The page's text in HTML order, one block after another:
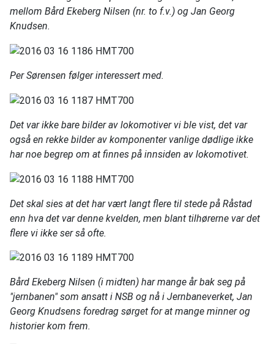
mellom Bård Ekeberg Nilsen (nr. to f.v.) og Jan Georg
Knudsen.
Per Sørensen følger interessert med.
Det var ikke bare bilder av lokomotiver vi ble vist, det var
også en rekke bilder av komponenter vanlige dødlige ikke
har noe begrep om at finnes på innsiden av lokomotivet.
Det skal sies at det har vært langt flere til stede på Råstad
enn hva det var denne kvelden, men blant tilhørerne var det
flere vi ikke ser så ofte.
Bård Ekeberg Nilsen (i midten) har mange år bak seg på
"jernbanen" som ansatt i NSB og nå i Jernbaneverket, Jan
Georg Knudsens foredrag sørget for at mange minner og
historier kom frem.